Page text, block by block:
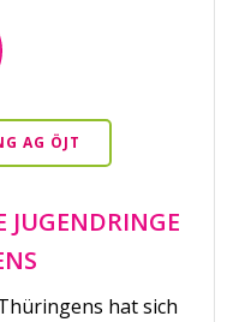
AG ÖJT
JUGENDRINGE
hat sich